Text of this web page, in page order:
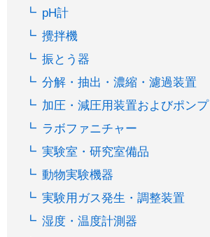
pH計
攪拌機
振とう器
分解・抽出・濃縮・濾過装置
加圧・減圧用装置およびポンプ
ラボファニチャー
実験室・研究室備品
動物実験機器
実験用ガス発生・調整装置
湿度・温度計測器